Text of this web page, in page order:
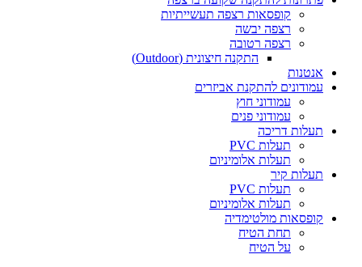
קופסאות רצפה תעשייתיות
רצפה יבשה
רצפה רטובה
התקנה חיצונית (Outdoor)
אנטנות
עמודונים להתקנת אביזרים
עמודוני חוץ
עמודוני פנים
תעלות דריכה
תעלות PVC
תעלות אלומיניום
תעלות קיר
תעלות PVC
תעלות אלומיניום
קופסאות מולטימדיה
תחת הטיח
על הטיח